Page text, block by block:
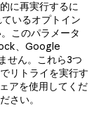
に再実行するに
いるオプトイン
このパラメータ
、Google
せん。これら3つ
リトライを実行す
アを使用してくだ
さい。